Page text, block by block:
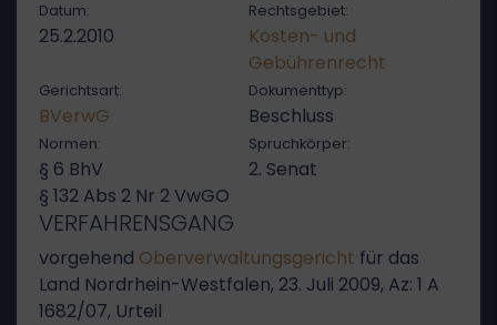
Datum:
25.2.2010
Rechtsgebiet:
Kosten- und
Gebührenrecht
Gerichtsart:
BVerwG
Dokumenttyp:
Beschluss
Normen:
§ 6 BhV
§ 132 Abs 2 Nr 2 VwGO
Spruchkörper:
2. Senat
VERFAHRENSGANG
vorgehend Oberverwaltungsgericht für das
Land Nordrhein-Westfalen, 23. Juli 2009, Az: 1 A
1682/07, Urteil